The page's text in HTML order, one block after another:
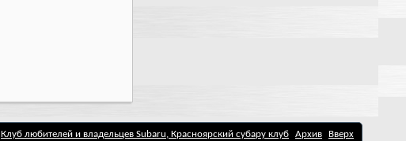
Клуб любителей и владельцев Subaru, Красноярский субару клуб Архив Вверх